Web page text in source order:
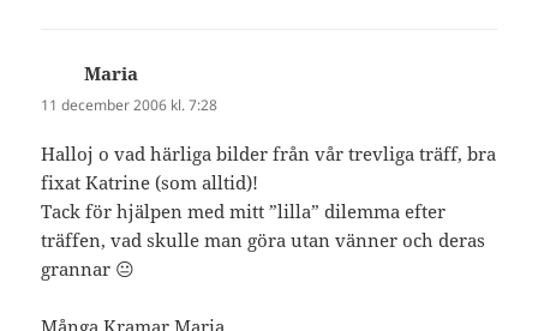
Maria
11 december 2006 kl. 7:28
Halloj o vad härliga bilder från vår trevliga träff, bra
fixat Katrine (som alltid)!
Tack för hjälpen med mitt ”lilla” dilemma efter
träffen, vad skulle man göra utan vänner och deras
grannar 😐